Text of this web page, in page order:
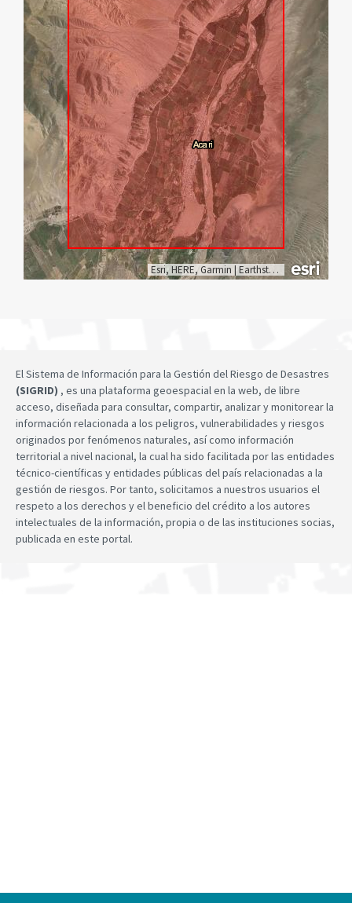
Esri, HERE, Garmin | Earthstar Geographics
El Sistema de Información para la Gestión del Riesgo de Desastres
(SIGRID) , es una plataforma geoespacial en la web, de libre
acceso, diseñada para consultar, compartir, analizar y monitorear la
información relacionada a los peligros, vulnerabilidades y riesgos
originados por fenómenos naturales, así como información
territorial a nivel nacional, la cual ha sido facilitada por las entidades
técnico-científicas y entidades públicas del país relacionadas a la
gestión de riesgos. Por tanto, solicitamos a nuestros usuarios el
respeto a los derechos y el beneficio del crédito a los autores
intelectuales de la información, propia o de las instituciones socias,
publicada en este portal.